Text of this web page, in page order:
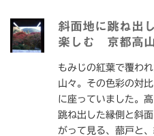
斜面地に跳ね出
楽しむ 京都高
もみじの紅葉で覆わ
山々。その色彩の対
に座っていました。
跳ね出した縁側と斜
がって見る、蔀戸と